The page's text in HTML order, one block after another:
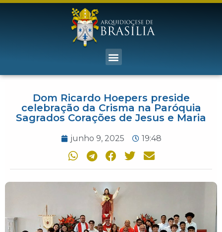
Dom Ricardo Hoepers preside
celebração da Crisma na Paróquia
Sagrados Corações de Jesus e Maria
junho 9, 2025 19:48